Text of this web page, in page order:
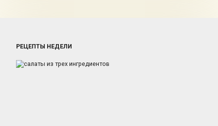
РЕЦЕПТЫ НЕДЕЛИ